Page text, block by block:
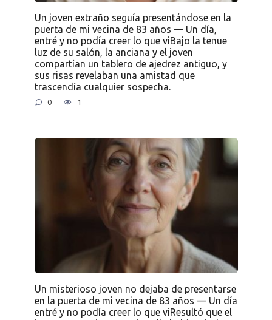
Un joven extraño seguía presentándose en la
puerta de mi vecina de 83 años — Un día,
entré y no podía creer lo que viBajo la tenue
luz de su salón, la anciana y el joven
compartían un tablero de ajedrez antiguo, y
sus risas revelaban una amistad que
trascendía cualquier sospecha.
0 1
Un misterioso joven no dejaba de presentarse
en la puerta de mi vecina de 83 años — Un día
entré y no podía creer lo que viResultó que el